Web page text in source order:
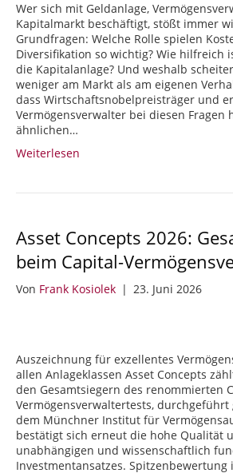
Wer sich mit Geldanlage,
Kapitalmarkt beschäftigt, stößt immer
Grundfragen: Welche Rolle spielen
Diversifikation so wichtig? Wie hilfreich
die Kapitalanlage? Und weshalb
weniger am Markt als am eigenen
dass Wirtschaftsnobelpreisträger und
Vermögensverwalter bei diesen Fragen
ähnlichen…
Weiterlesen
Asset Concepts 2026:
beim Capital-
Von Frank Kosiolek | 23. Juni 2026
Auszeichnung für exzellentes
allen Anlageklassen Asset Concepts
den Gesamtsiegern des renommierten
Vermögensverwaltertests,
dem Münchner Institut für
bestätigt sich erneut die hohe Qualität
unabhängigen und wissenschaftlich
Investmentansatzes. Spitzenbewertung